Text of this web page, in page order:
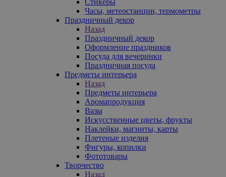
Часы, метеостанции, термометры
Праздничный декор
Назад
Праздничный декор
Оформление праздников
Посуда для вечеринки
Праздничная посуда
Предметы интерьера
Назад
Предметы интерьера
Аромапродукция
Вазы
Искусственные цветы, фрукты
Наклейки, магниты, карты
Плетеные изделия
Фигуры, копилки
Фототовары
Творчество
Назад